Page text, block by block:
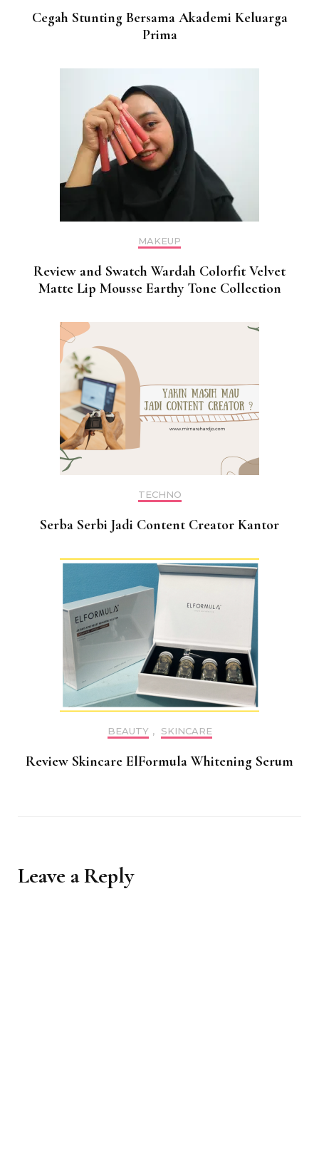
Cegah Stunting Bersama Akademi Keluarga
Prima
MAKEUP
Review and Swatch Wardah Colorfit Velvet
Matte Lip Mousse Earthy Tone Collection
TECHNO
Serba Serbi Jadi Content Creator Kantor
BEAUTY , SKINCARE
Review Skincare ElFormula Whitening Serum
Leave a Reply